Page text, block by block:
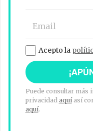
Acepto la
Puede consultar más
privacidad aquíasí
aquí.